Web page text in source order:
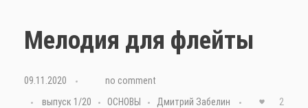
Мелодия для флейты
09.11.2020
no comment
выпуск 1/20
ОСНОВЫ Дмитрий Забелин 2